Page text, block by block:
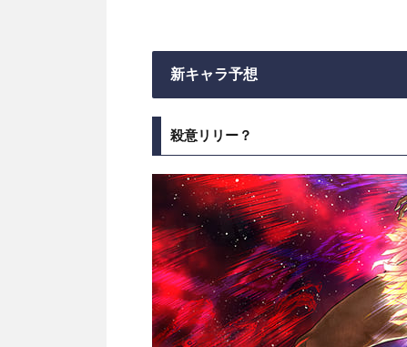
新キャラ予想
殺意リリー？